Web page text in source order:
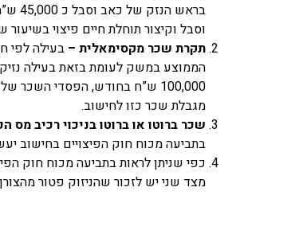
וסבל וקיצור תוחלת חיים פיצוי בשיעור שבין 800,000 עד ל
תקרת שכר מקסימאלית – בעילה לפי
הממוצע במשק לעומת בזאת בעילה
100,000 ש”ח בחודש, הפסדי
מגבלת שכר כזו לחישוב.
שכר ברוטו או ברוטו בניכוי רכיב מס
בתביעה מכוח חוק הפיצויים בחישוב
כפי שניתן לראות בתביעה מכוח חוק
מצד שני יש לזכור שהניזוק פטור